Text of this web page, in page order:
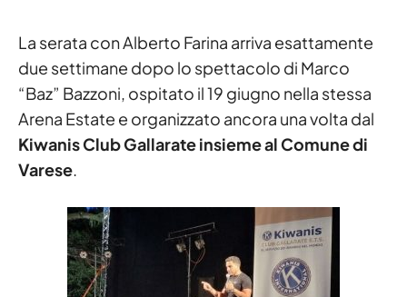
La serata con Alberto Farina arriva esattamente
due settimane dopo lo spettacolo di Marco
“Baz” Bazzoni, ospitato il 19 giugno nella stessa
Arena Estate e organizzato ancora una volta dal
Kiwanis Club Gallarate insieme al Comune di
Varese.